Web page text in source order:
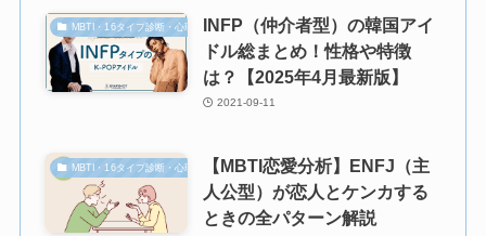
MBTI・16タイプ診断・心理学 INFP（仲介者型）の韓国アイ
ドル総まとめ！性格や特徴
は？【2025年4月最新版】
2021-09-11
MBTI・16タイプ診断・心理学
【MBTI恋愛分析】ENFJ（主
人公型）が恋人とケンカする
ときの全パターン解説